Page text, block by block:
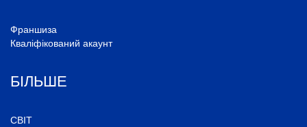
Франшиза
Кваліфікований акаунт
БІЛЬШЕ
СВІТ